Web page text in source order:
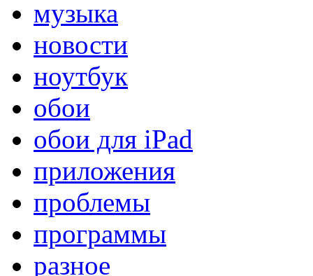
музыка
новости
ноутбук
обои
обои для iPad
приложения
проблемы
программы
разное